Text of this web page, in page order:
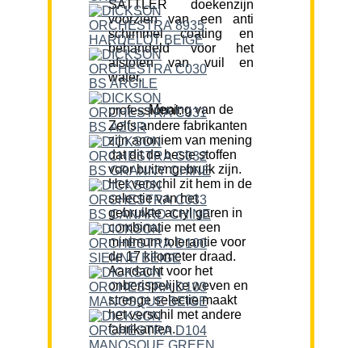
SATTLER doekenzijn
voorzien van een anti
schimmel coating en
behandeld voor het
afstoten van vuil en
water.
Mening van de professional:
Zelfs andere fabrikanten
zijn anoniem van mening
dat dit de beste stoffen
voor buitengebruik zijn.
Het verschil zit hem in de
selectie van het
gebruikte acryl garen in
combinatie met een
minimum tolerantie voor
de 17 kilometer draad.
Aandacht voor het
onberispelijke weven en
strenge selectie maakt
het verschil met andere
fabrikanten.